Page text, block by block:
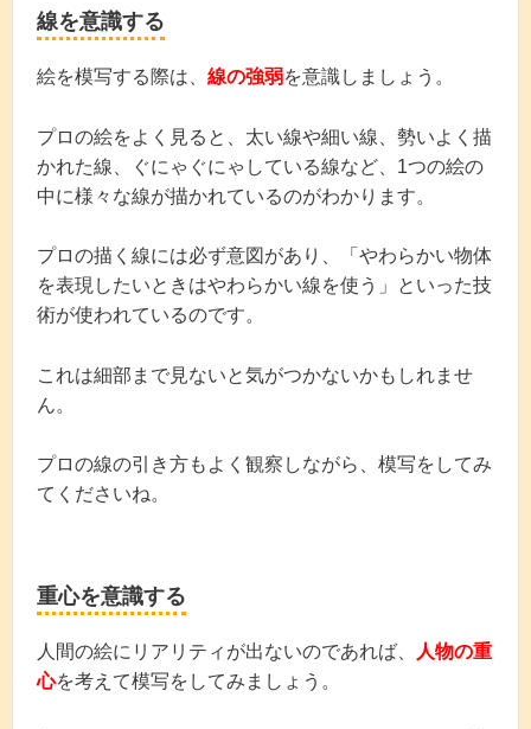
線を意識する
絵を模写する際は、 線の強弱を意識しましょう。
プロの絵をよく見ると、太い線や細い線、勢いよく描
かれた線、ぐにゃぐにゃしている線など、1つの絵の
中に様々な線が描かれているのがわかります。
プロの描く線には必ず意図があり、「やわらかい物体
を表現したいときはやわらかい線を使う」といった技
術が使われているのです。
これは細部まで見ないと気がつかないかもしれませ
ん。
プロの線の引き方もよく観察しながら、模写をしてみ
てくださいね。
重心を意識する
人間の絵にリアリティが出ないのであれば、
人物の重
心を考えて模写をしてみましょう。